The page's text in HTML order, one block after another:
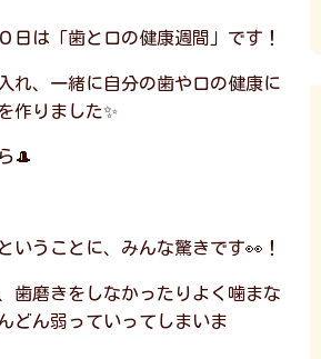
日は「歯と口の健康週間」です！
れ、一緒に自分の歯や口の健康に
作りました✨
🎩
いうことに、みんな驚きです👀！
歯磨きをしなかったりよく噛まな
どん弱っていってしまいま